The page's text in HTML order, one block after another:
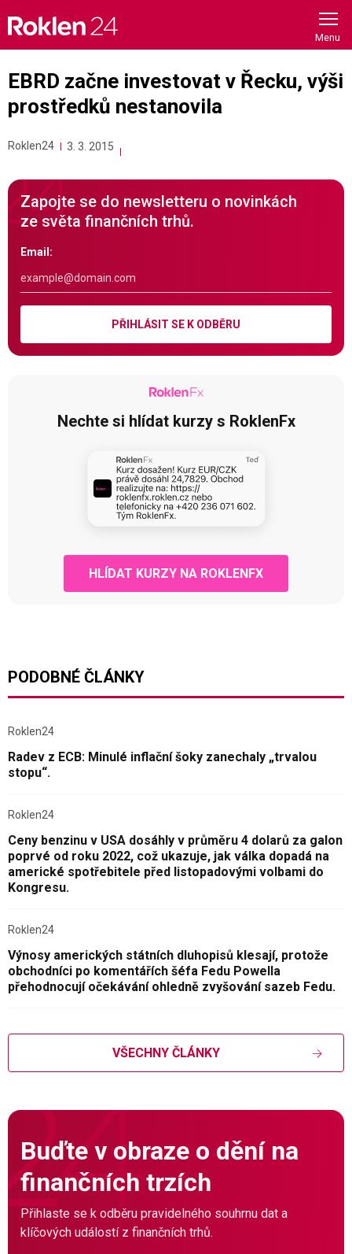
content
EBRD začne investovat v Řecku, výši
prostředků nestanovila
Roklen24 3. 3. 2015
Zapojte se do newsletteru o novinkách
ze světa finančních trhů.
Email:
PŘIHLÁSIT SE K ODBĚRU
Nechte si hlídat kurzy s RoklenFx
HLÍDAT KURZY NA ROKLENFX
PODOBNÉ ČLÁNKY
Roklen24
Radev z ECB: Minulé inflační šoky zanechaly „trvalou
stopu“.
Roklen24
Ceny benzinu v USA dosáhly v průměru 4 dolarů za galon
poprvé od roku 2022, což ukazuje, jak válka dopadá na
americké spotřebitele před listopadovými volbami do
Kongresu.
Roklen24
Výnosy amerických státních dluhopisů klesají, protože
obchodníci po komentářích šéfa Fedu Powella
přehodnocují očekávání ohledně zvyšování sazeb Fedu.
VŠECHNY ČLÁNKY
Buďte v obraze o dění na
finančních trzích
Přihlaste se k odběru pravidelného souhrnu dat a
klíčových událostí z finančních trhů.